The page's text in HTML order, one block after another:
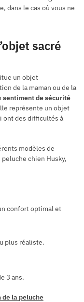
dans le cas où vous ne
sacré
un objet
de la maman ou de la
sentiment de sécurité
représente un objet
ont des difficultés à
modèles de
peluche chien Husky,
confort optimal et
plus réaliste.
3 ans.
de la peluche